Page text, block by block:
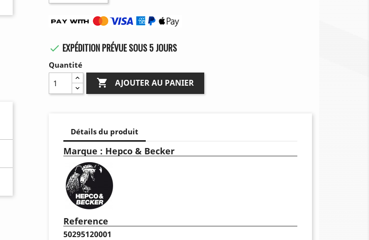
 EXPÉDITION PRÉVUE SOUS 5 JOURS
Quantité
 AJOUTER AU PANIER
Détails du produit
Marque : Hepco & Becker
Reference
50295120001